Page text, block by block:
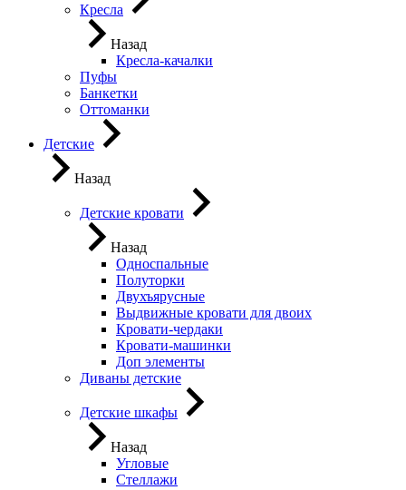
Кресла
Назад
Кресла-качалки
Пуфы
Банкетки
Оттоманки
Детские
Назад
Детские кровати
Назад
Односпальные
Полуторки
Двухъярусные
Выдвижные кровати для двоих
Кровати-чердаки
Кровати-машинки
Доп элементы
Диваны детские
Детские шкафы
Назад
Угловые
Стеллажи